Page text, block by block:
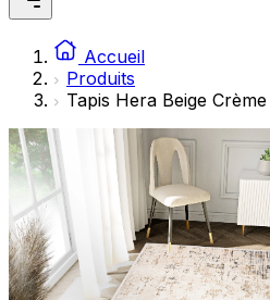
Accueil
Produits
Tapis Hera Beige